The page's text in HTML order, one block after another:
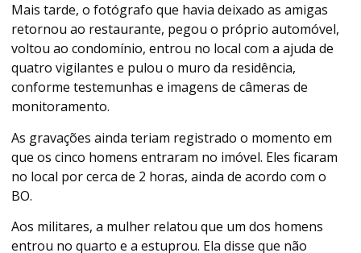
Mais tarde, o fotógrafo que havia deixado as amigas
retornou ao restaurante, pegou o próprio automóvel,
voltou ao condomínio, entrou no local com a ajuda de
quatro vigilantes e pulou o muro da residência,
conforme testemunhas e imagens de câmeras de
monitoramento.
As gravações ainda teriam registrado o momento em
que os cinco homens entraram no imóvel. Eles ficaram
no local por cerca de 2 horas, ainda de acordo com o
BO.
Aos militares, a mulher relatou que um dos homens
entrou no quarto e a estuprou. Ela disse que não